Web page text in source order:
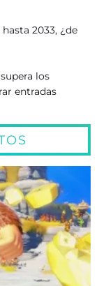
2033, ¿de
los
entradas